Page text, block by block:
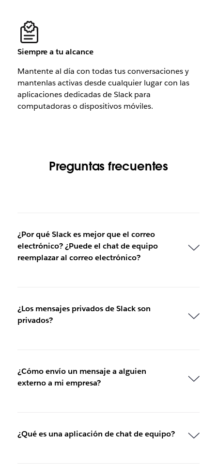
Siempre a tu alcance
Mantente al día con todas tus conversaciones y
mantenlas activas desde cualquier lugar con las
aplicaciones dedicadas de Slack para
computadoras o dispositivos móviles.
Preguntas frecuentes
¿Por qué Slack es mejor que el correo
electrónico? ¿Puede el chat de equipo
reemplazar al correo electrónico?
¿Los mensajes privados de Slack son
privados?
¿Cómo envío un mensaje a alguien
externo a mi empresa?
¿Qué es una aplicación de chat de equipo?